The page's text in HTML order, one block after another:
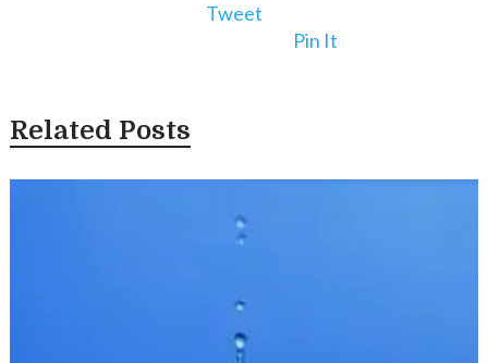
Tweet
Pin It
Related Posts